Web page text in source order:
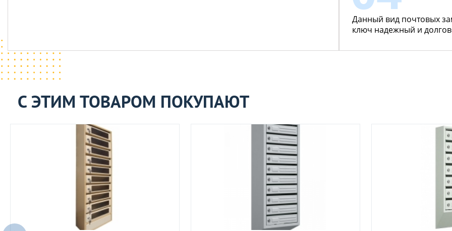
Данный вид почтовых
ключ надежный и
С ЭТИМ ТОВАРОМ ПОКУПАЮТ